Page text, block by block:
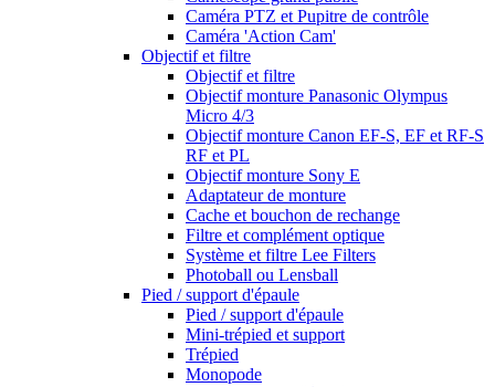
Caméra PTZ et Pupitre de contrôle
Caméra 'Action Cam'
Objectif et filtre
Objectif et filtre
Objectif monture Panasonic Olympus
Micro 4/3
Objectif monture Canon EF-S, EF et RF-S
RF et PL
Objectif monture Sony E
Adaptateur de monture
Cache et bouchon de rechange
Filtre et complément optique
Système et filtre Lee Filters
Photoball ou Lensball
Pied / support d'épaule
Pied / support d'épaule
Mini-trépied et support
Trépied
Monopode